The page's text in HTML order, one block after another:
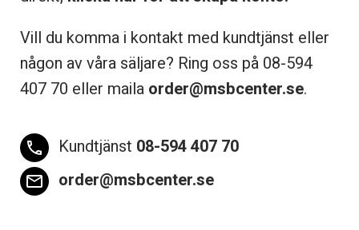
Vill du komma i kontakt med kundtjänst eller
någon av våra säljare? Ring oss på 08-594
407 70 eller maila order@msbcenter.se.
phone Kundtjänst 08-594 407 70
email order@msbcenter.se